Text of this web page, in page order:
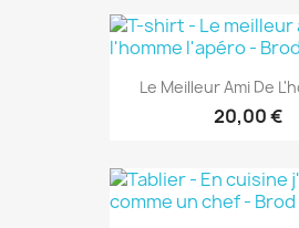
Le Meilleur Ami De
20,00 €